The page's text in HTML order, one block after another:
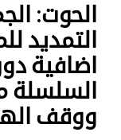
الحوت:
التمديد
اضافية
السلسلة
ووقف